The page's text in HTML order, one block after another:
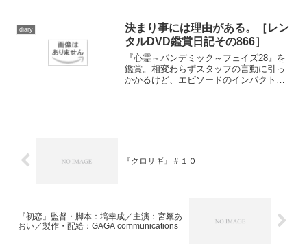
diary
決まり事には理由がある。［レン
タルDVD鑑賞日記その866］
『心霊～パンデミック～フェイズ28』を
鑑賞。相変わらずスタッフの言動に引っ
かかるけど、エピソードのインパクトは
『クロサギ』＃１０
『初恋』監督・脚本：塙幸成／主演：宮粼あ
おい／製作・配給：GAGA communications